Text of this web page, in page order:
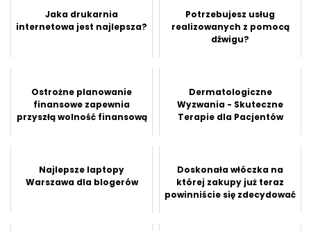
Jaka drukarnia
internetowa jest najlepsza?
Potrzebujesz usług
realizowanych z pomocą
dźwigu?
Ostrożne planowanie
finansowe zapewnia
przyszłą wolność finansową
Dermatologiczne
Wyzwania - Skuteczne
Terapie dla Pacjentów
Najlepsze laptopy
Warszawa dla blogerów
Doskonała włóczka na
której zakupy już teraz
powinniście się zdecydować